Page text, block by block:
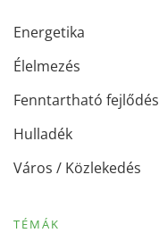
Energetika
Élelmezés
Fenntartható fejlődés
Hulladék
Város / Közlekedés
TÉMÁK